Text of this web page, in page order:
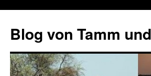
Blog von Tamm